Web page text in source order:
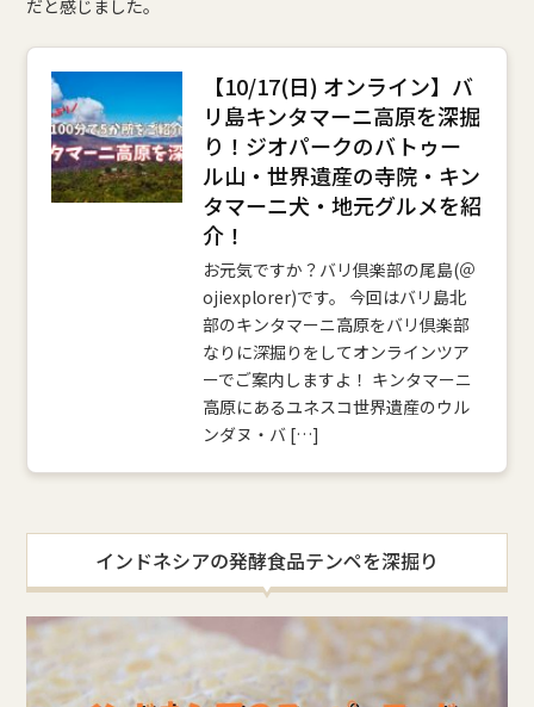
だと感じました。
【10/17(日) オンライン】バ
リ島キンタマーニ高原を深掘
り！ジオパークのバトゥー
ル山・世界遺産の寺院・キン
タマーニ犬・地元グルメを紹
介！
お元気ですか？バリ倶楽部の尾島(＠
ojiexplorer)です。 今回はバリ島北
部のキンタマーニ高原をバリ倶楽部
なりに深掘りをしてオンラインツア
ーでご案内しますよ！ キンタマーニ
高原にあるユネスコ世界遺産のウル
ンダヌ・バ […]
インドネシアの発酵食品テンペを深掘り